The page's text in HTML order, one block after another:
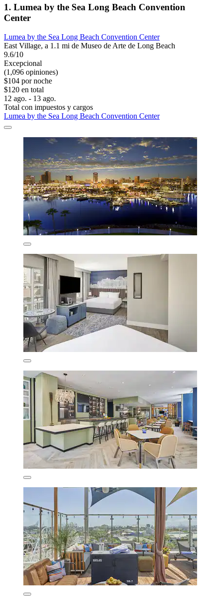
1. Lumea by the Sea Long Beach Convention
Center
Lumea by the Sea Long Beach Convention Center
East Village, a 1.1 mi de Museo de Arte de Long Beach
9.6/10
Excepcional
(1,096 opiniones)
$104 por noche
$120 en total
12 ago. - 13 ago.
Total con impuestos y cargos
Lumea by the Sea Long Beach Convention Center